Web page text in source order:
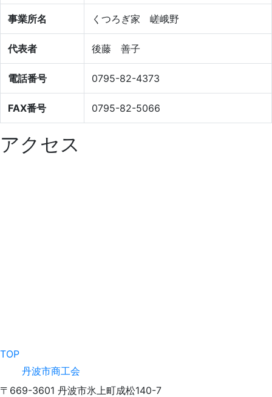
事業所名 くつろぎ家 嵯峨野
代表者 後藤 善子
電話番号 0795-82-4373
FAX番号 0795-82-5066
アクセス
TOP
丹波市商工会
〒669-3601 丹波市氷上町成松140-7